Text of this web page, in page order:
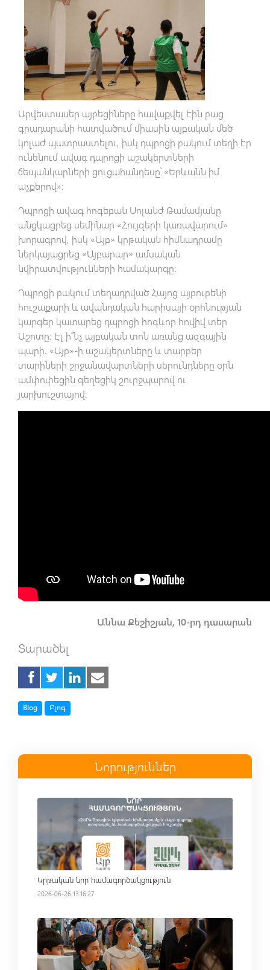
Արվեստասեր այբեցիները հավաքվել էին բաց
գրադարանի հատվածում միասին այբական մեծ
կոլաժ պատրաստելու, իսկ դպրոցի բակում տեղի էր
ունենում ավագ դպրոցի աշակերտների
ճեպանկարների ցուցահանդեսը՝ «Երևանն իմ
աչքերով»։
Դպրոցի ավագ հոգեբան Սոլանժ Թամամյանը
անցկացրեց սեմինար «Հույզերի կառավարում»
խորագրով, իսկ «Այբ» կրթական հիմնադրամը
ներկայացրեց «Այբարար» ամսական
նվիրատվությունների համակարգը։
Դպրոցի բակում տեղադրված Հայոց այբուբենի
հուշաքարի և ավանդական հարիսայի օրհնության
կարգեր կատարեց դպրոցի հոգևոր հովիվ տեր
Աշոտը։ Էլ ի՞նչ այբական տոն առանց ազգային
պարի․ «Այբ»-ի աշակերտները և տարբեր
տարիների շրջանավարտների սերունդները օրն
ամփոփեցին գեղեցիկ շուրջպարով ու
յարխուշտայով։
Աննա Քեշիշյան, 10-րդ դասարան
Տարածել
TagBlog TagԲլոգ
Նորություններ
Read more
Կրթական նոր համագործակցություն
2026-06-26 13:16:27
Read more